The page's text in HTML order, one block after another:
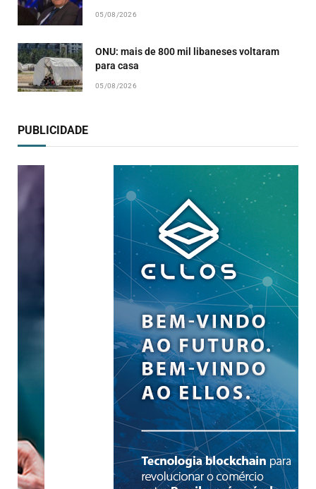
05/08/2026
ONU: mais de 800 mil libaneses voltaram
para casa
05/08/2026
PUBLICIDADE